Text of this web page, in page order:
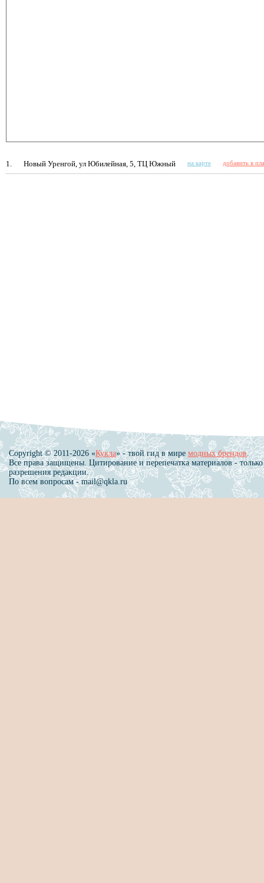
1. Новый Уренгой, ул Юбилейная, 5, ТЦ Южный на карте добавить в
Copyright © 2011-2026 «Кукла» - твой гид в мире модных брендов.
Все права защищены. Цитирование и перепечатка материалов - только
разрешения редакции.
По всем вопросам - mail@qkla.ru